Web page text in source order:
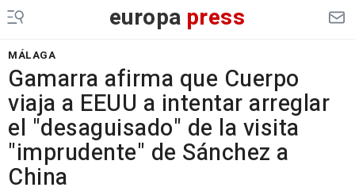
europa press
MÁLAGA
Gamarra afirma que Cuerpo
viaja a EEUU a intentar arreglar
el "desaguisado" de la visita
"imprudente" de Sánchez a
China